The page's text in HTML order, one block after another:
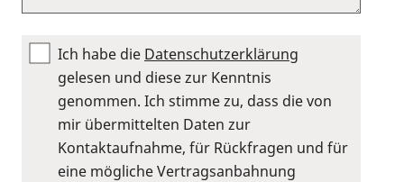
Ich habe die Datenschutzerklärung
gelesen und diese zur Kenntnis
genommen. Ich stimme zu, dass die von
mir übermittelten Daten zur
Kontaktaufnahme, für Rückfragen und für
eine mögliche Vertragsanbahnung